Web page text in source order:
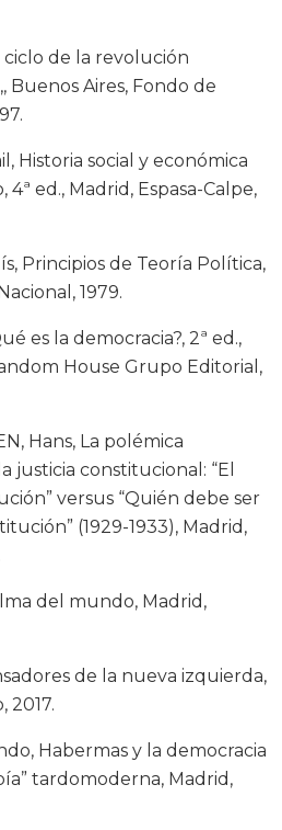
ciclo de la revolución
Buenos Aires, Fondo de
Historia social y económica
ed., Madrid, Espasa-Calpe,
Principios de Teoría Política,
1979.
es la democracia?, 2ª ed.,
House Grupo Editorial,
Hans, La polémica
justicia constitucional: “El
versus “Quién debe ser
(1929-1933), Madrid,
del mundo, Madrid,
de la nueva izquierda,
2017.
Habermas y la democracia
tardomoderna, Madrid,